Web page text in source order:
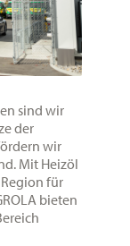
sind wir
der
wir
Mit Heizöl
für
bieten